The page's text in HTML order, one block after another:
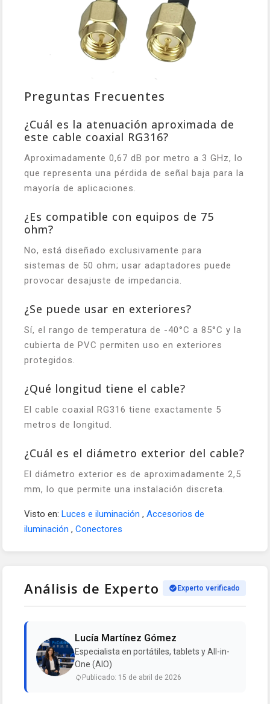
Preguntas Frecuentes
¿Cuál es la atenuación aproximada de
este cable coaxial RG316?
Aproximadamente 0,67 dB por metro a 3 GHz, lo
que representa una pérdida de señal baja para la
mayoría de aplicaciones.
¿Es compatible con equipos de 75
ohm?
No, está diseñado exclusivamente para
sistemas de 50 ohm; usar adaptadores puede
provocar desajuste de impedancia.
¿Se puede usar en exteriores?
Sí, el rango de temperatura de -40°C a 85°C y la
cubierta de PVC permiten uso en exteriores
protegidos.
¿Qué longitud tiene el cable?
El cable coaxial RG316 tiene exactamente 5
metros de longitud.
¿Cuál es el diámetro exterior del cable?
El diámetro exterior es de aproximadamente 2,5
mm, lo que permite una instalación discreta.
Visto en: Luces e iluminación , Accesorios de
iluminación , Conectores
Análisis de Experto Experto verificado
Lucía Martínez Gómez
Especialista en portátiles, tablets y All-in-
One (AIO)
Publicado: 15 de abril de 2026